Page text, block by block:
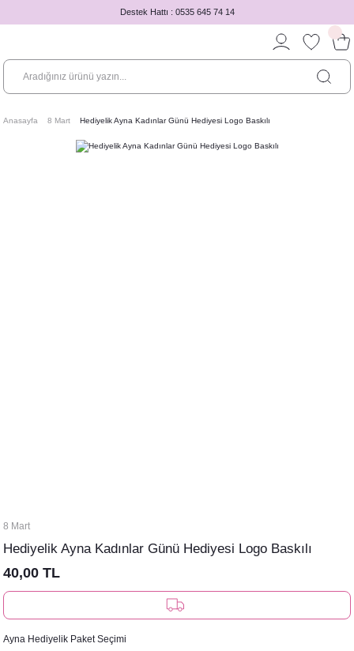
Destek Hattı : 0535 645 74 14
Anasayfa 8 Mart Hediyelik Ayna Kadınlar Günü Hediyesi Logo Baskılı
8 Mart
Hediyelik Ayna Kadınlar Günü Hediyesi Logo Baskılı
40,00 TL
Ayna Hediyelik Paket Seçimi